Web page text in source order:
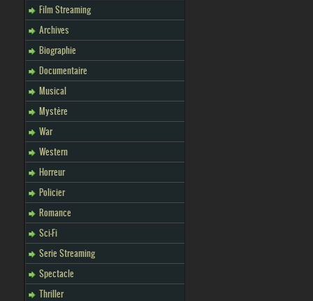
Film Streaming
Archives
Biographie
Documentaire
Musical
Mystère
War
Western
Horreur
Policier
Romance
Sci-Fi
Serie Streaming
Spectacle
Thriller